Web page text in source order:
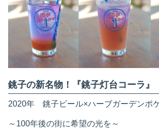
銚子の新名物！『銚子灯台コーラ』
2020年 銚子ビール×ハーブガーデンポ
～100年後の街に希望の光を～